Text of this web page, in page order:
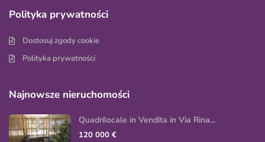
Polityka prywatności
Dostosuj zgody cookie
Polityka prywatności
Najnowsze nieruchomości
Quadrilocale in Vendita in Via Rina...
120 000 €